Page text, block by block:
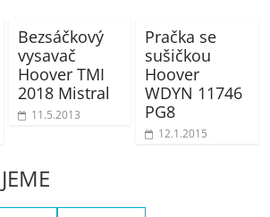
Bezsáčkový
vysavač
Hoover TMI
2018 Mistral
11.5.2013
Pračka se
sušičkou
Hoover
WDYN 11746
PG8
12.1.2015